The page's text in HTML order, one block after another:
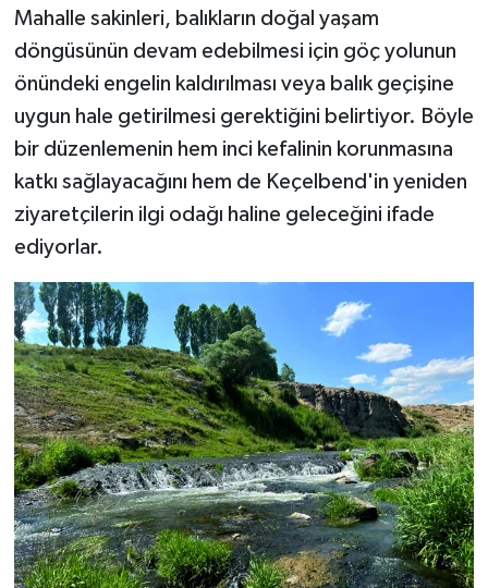
Mahalle sakinleri, balıkların doğal yaşam
döngüsünün devam edebilmesi için göç yolunun
önündeki engelin kaldırılması veya balık geçişine
uygun hale getirilmesi gerektiğini belirtiyor. Böyle
bir düzenlemenin hem inci kefalinin korunmasına
katkı sağlayacağını hem de Keçelbend'in yeniden
ziyaretçilerin ilgi odağı haline geleceğini ifade
ediyorlar.